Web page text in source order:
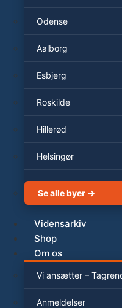
Odense
Aalborg
Esbjerg
Roskilde
Hillerød
Helsingør
Se alle byer →
Vidensarkiv
Shop
Om os
Vi ansætter –
Anmeldelser